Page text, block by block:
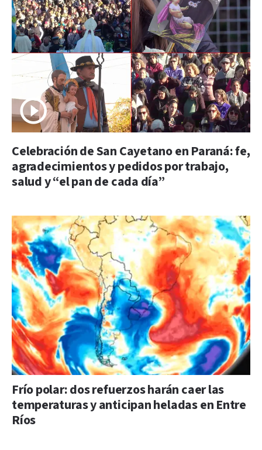
Celebración de San Cayetano en Paraná: fe,
agradecimientos y pedidos por trabajo,
salud y “el pan de cada día”
Frío polar: dos refuerzos harán caer las
temperaturas y anticipan heladas en Entre
Ríos